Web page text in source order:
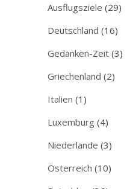
Ausflugsziele (29)
Deutschland (16)
Gedanken-Zeit (3)
Griechenland (2)
Italien (1)
Luxemburg (4)
Niederlande (3)
Österreich (10)